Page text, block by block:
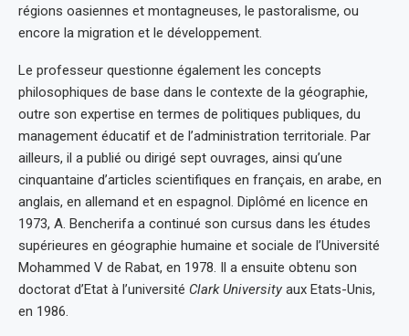
régions oasiennes et montagneuses, le pastoralisme, ou
encore la migration et le développement.
Le professeur questionne également les concepts
philosophiques de base dans le contexte de la géographie,
outre son expertise en termes de politiques publiques, du
management éducatif et de l’administration territoriale. Par
ailleurs, il a publié ou dirigé sept ouvrages, ainsi qu’une
cinquantaine d’articles scientifiques en français, en arabe, en
anglais, en allemand et en espagnol. Diplômé en licence en
1973, A. Bencherifa a continué son cursus dans les études
supérieures en géographie humaine et sociale de l’Université
Mohammed V de Rabat, en 1978. Il a ensuite obtenu son
doctorat d’Etat à l’université Clark Universityaux Etats-Unis,
en 1986.